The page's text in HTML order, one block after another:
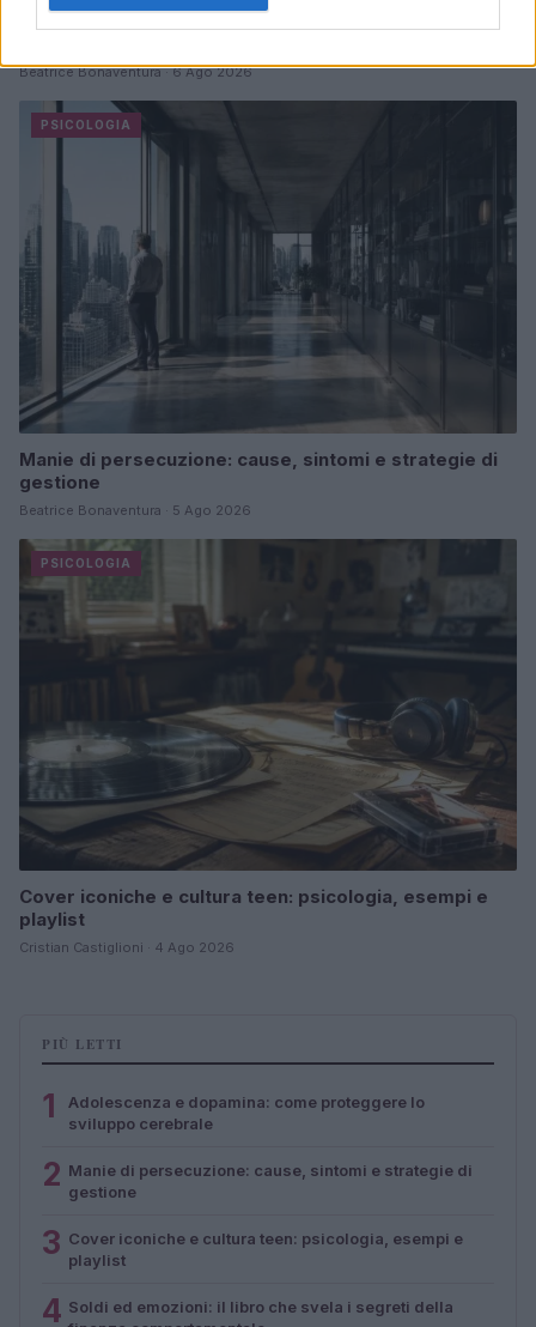
Beatrice Bonaventura · 6 Ago 2026
PSICOLOGIA
Manie di persecuzione: cause, sintomi e strategie di
gestione
Beatrice Bonaventura · 5 Ago 2026
PSICOLOGIA
Cover iconiche e cultura teen: psicologia, esempi e
playlist
Cristian Castiglioni · 4 Ago 2026
PIÙ LETTI
1
Adolescenza e dopamina: come proteggere lo
sviluppo cerebrale
2 Manie di persecuzione: cause, sintomi e strategie di
gestione
3 Cover iconiche e cultura teen: psicologia, esempi e
playlist
4 Soldi ed emozioni: il libro che svela i segreti della